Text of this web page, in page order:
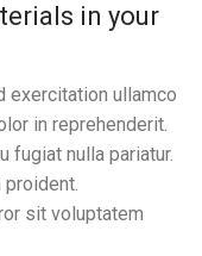
in your
exercitation ullamco
in reprehenderit.
fugiat nulla pariatur.
proident.
sit voluptatem